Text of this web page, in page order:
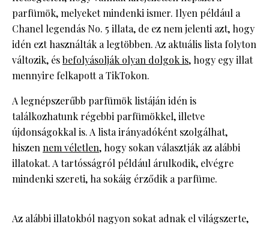
parfümök, melyeket mindenki ismer. Ilyen például a
Chanel legendás No. 5 illata, de ez nem jelenti azt, hogy
idén ezt használták a legtöbben. Az aktuális lista folyton
változik, ésbefolyásolják olyan dolgok is, hogy egy illat
mennyire felkapott a TikTokon.
A legnépszerűbb parfümök listáján idén is
találkozhatunk régebbi parfümökkel, illetve
újdonságokkal is. A lista irányadóként szolgálhat,
hiszennem véletlen, hogy sokan választják az alábbi
illatokat. A tartósságról például árulkodik, elvégre
mindenki szereti, ha sokáig érződik a parfüme.
Az alábbi illatokból nagyon sokat adnak el világszerte,